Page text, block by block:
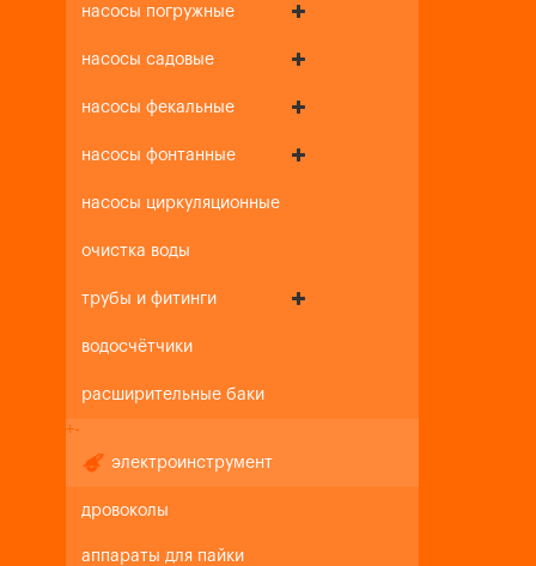
насосы погружные
насосы садовые
насосы фекальные
насосы фонтанные
насосы циркуляционные
очистка воды
трубы и фитинги
водосчётчики
расширительные баки
+-
электроинструмент
дровоколы
аппараты для пайки